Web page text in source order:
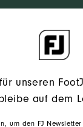
unseren
auf dem
um den FJ